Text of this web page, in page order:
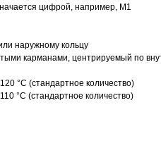
цифрой, например, M1
наружному кольцу
карманами, центрируемый по
°C (стандартное количество)
°C (стандартное количество)